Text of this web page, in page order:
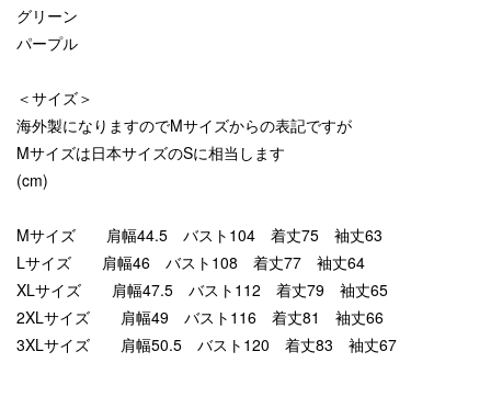
グリーン
パープル
＜サイズ＞
海外製になりますのでMサイズからの表記ですが
Mサイズは日本サイズのSに相当します
(cm)
Mサイズ 肩幅44.5 バスト104 着丈75 袖丈63
Lサイズ 肩幅46 バスト108 着丈77 袖丈64
XLサイズ 肩幅47.5 バスト112 着丈79 袖丈65
2XLサイズ 肩幅49 バスト116 着丈81 袖丈66
3XLサイズ 肩幅50.5 バスト120 着丈83 袖丈67